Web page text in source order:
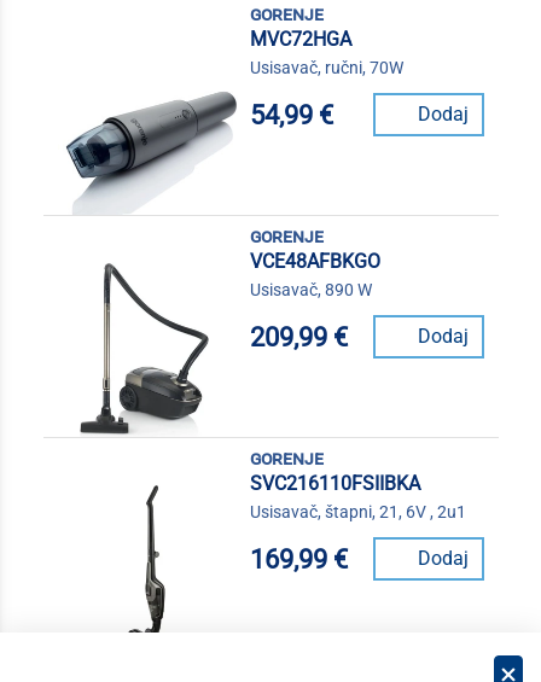
gorenje
MVC72HGA
Usisavač, ručni, 70W
54,99 € Dodaj
gorenje
VCE48AFBKGO
Usisavač, 890 W
209,99 € Dodaj
gorenje
SVC216110FSIIBKA
Usisavač, štapni, 21, 6V , 2u1
169,99 € Dodaj